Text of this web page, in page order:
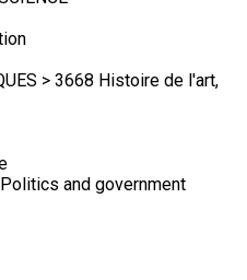
> 3668 Histoire de l'art,
and government